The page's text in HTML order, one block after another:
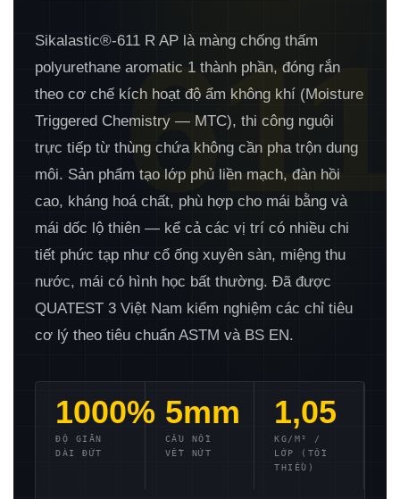
611
Sikalastic®-611 R AP là màng chống thấm
polyurethane aromatic 1 thành phần, đóng rắn
theo cơ chế kích hoạt độ ẩm không khí (Moisture
Triggered Chemistry — MTC), thi công nguội
trực tiếp từ thùng chứa không cần pha trộn dung
môi. Sản phẩm tạo lớp phủ liền mạch, đàn hồi
cao, kháng hoá chất, phù hợp cho mái bằng và
mái dốc lộ thiên — kể cả các vị trí có nhiều chi
tiết phức tạp như cổ ống xuyên sàn, miệng thu
nước, mái có hình học bất thường. Đã được
QUATEST 3 Việt Nam kiểm nghiệm các chỉ tiêu
cơ lý theo tiêu chuẩn ASTM và BS EN.
1000%
ĐỘ GIÃN
DÀI ĐỨT
5mm
CẦU NỐI
VẾT NỨT
1,05
KG/M² /
LỚP (TỐI
THIỂU)